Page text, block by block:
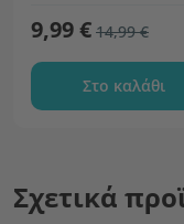
9,99 € 14,99 €
Στο καλάθι
Σχετικά